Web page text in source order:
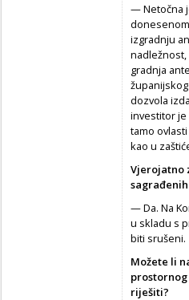
— Netočna
izgradnju
nadležnost,
gradnja
dozvola
investitor je
tamo
kao u
Vjerojatno
— Da. Na
u skladu s
biti srušeni.
Možete li
riješiti?